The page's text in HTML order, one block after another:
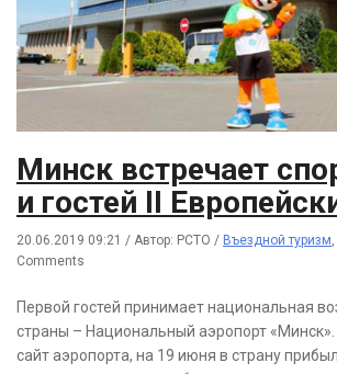
Минск встречает
и гостей II
20.06.2019 09:21 / Автор: РСТО / Въездной туризм,
Comments
Первой гостей принимает национальная
страны – Национальный аэропорт
сайт аэропорта, на 19 июня в страну